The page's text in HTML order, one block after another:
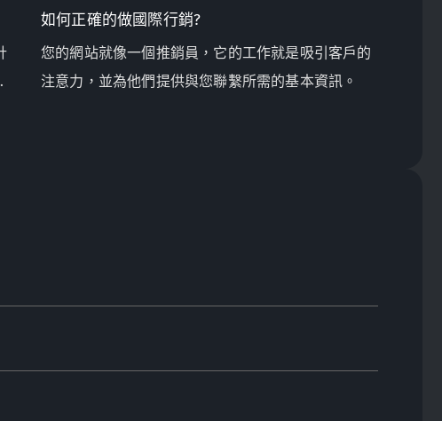
如何正確的做國際行銷?
您的網站就像一個推銷員，它的工作就是吸引客戶的
注意力，並為他們提供與您聯繫所需的基本資訊。